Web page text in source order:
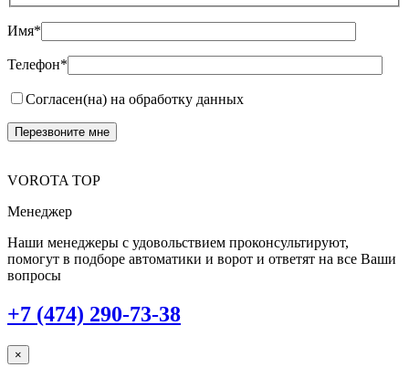
Имя*
Телефон*
Согласен(на) на обработку данных
VOROTA TOP
Менеджер
Наши менеджеры с удовольствием проконсультируют,
помогут в подборе автоматики и ворот и ответят на все Ваши
вопросы
+7 (474) 290-73-38
×